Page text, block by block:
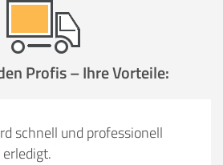
Profis – Ihre Vorteile:
schnell und professionell